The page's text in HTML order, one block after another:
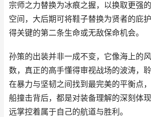
宗师之力替换为冰痕之握，以换取更强
空间，大后期可将鞋子替换为贤者的庇
得关键的第二条生命或无敌保命机会。
孙策的出装并非一成不变，它像海上的
数，真正的高手懂得审视战场的波涛，聆
在暴力与坚韧之间找到最完美的平衡点
船撞击背后，都是对装备理解的深刻体
远掌控着属于自己的航道与胜利。